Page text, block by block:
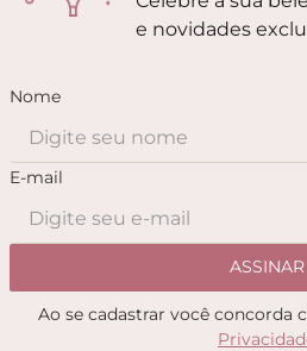
e novidades
Nome
E-mail
ASSINAR
Ao se cadastrar você concorda